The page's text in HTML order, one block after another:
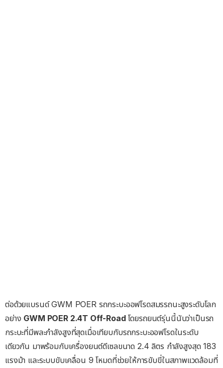
ต่อด้วยแบรนด์ GWM POER รถกระบะออฟโรดสมรรถนะสูงระดับโลก
อย่าง GWM POER 2.4T Off-Road โดยรถยนต์รุ่นนี้นับว่าเป็นรถ
กระบะที่มีพละกำลังสูงที่สุดเมื่อเทียบกับรถกระบะออฟโรดในระดับ
เดียวกัน มาพร้อมกับเครื่องยนต์ดีเซลขนาด 2.4 ลิตร กำลังสูงสุด 183
แรงม้า และระบบขับเคลื่อน 9 โหมดที่ช่วยให้การขับขี่ในสภาพแวดล้อมที่